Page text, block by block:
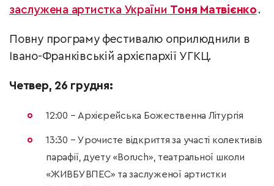
заслужена артистка України Тоня Матвієнко .
Повну програму фестивалю оприлюднили в
Івано-Франківській архієпархії УГКЦ.
Четвер, 26 грудня:
12:00 – Архієрейська Божественна Літургія
13:30 – Урочисте відкриття за участі колективів
парафії, дуету «Boruch», театральної школи
«ЖИВБУВПЕС» та заслуженої артистки